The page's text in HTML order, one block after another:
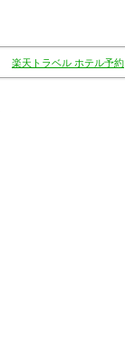
楽天トラベル ホテル予約